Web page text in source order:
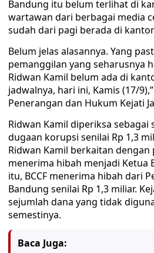
Bandung itu belum terlihat di
wartawan dari berbagai media
sudah dari pagi berada di
Belum jelas alasannya. Yang
pemanggilan yang seharusnya
Ridwan Kamil belum ada di
jadwalnya, hari ini, Kamis (17/
Penerangan dan Hukum Kejati
Ridwan Kamil diperiksa sebagai
dugaan korupsi senilai Rp 1,3
Ridwan Kamil berkaitan dengan
menerima hibah menjadi Ketua
itu, BCCF menerima hibah dari
Bandung senilai Rp 1,3 miliar.
sejumlah dana yang tidak
semestinya.
Baca Juga: